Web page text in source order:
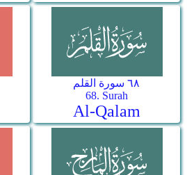
٦٨ سورة القلم
68. Surah
Al-Qalam